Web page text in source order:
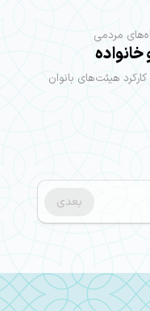
مردمی
هیئت‌های بانوان
بعدی